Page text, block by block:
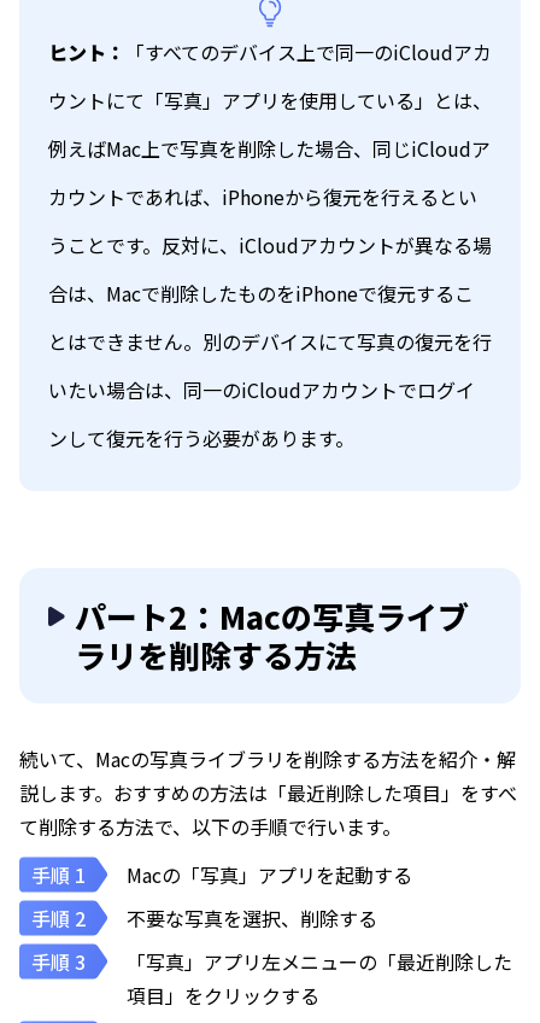
ヒント：
「すべてのデバイス上で同一のiCloudアカ
ウントにて「写真」アプリを使用している」とは、
例えばMac上で写真を削除した場合、同じiCloudア
カウントであれば、iPhoneから復元を行えるとい
うことです。反対に、iCloudアカウントが異なる場
合は、Macで削除したものをiPhoneで復元するこ
とはできません。別のデバイスにて写真の復元を行
いたい場合は、同一のiCloudアカウントでログイ
ンして復元を行う必要があります。
パート2：Macの写真ライブ
ラリを削除する方法
続いて、Macの写真ライブラリを削除する方法を紹介・解
説します。おすすめの方法は「最近削除した項目」をすべ
て削除する方法で、以下の手順で行います。
Macの「写真」アプリを起動する
不要な写真を選択、削除する
「写真」アプリ左メニューの「最近削除した
項目」をクリックする